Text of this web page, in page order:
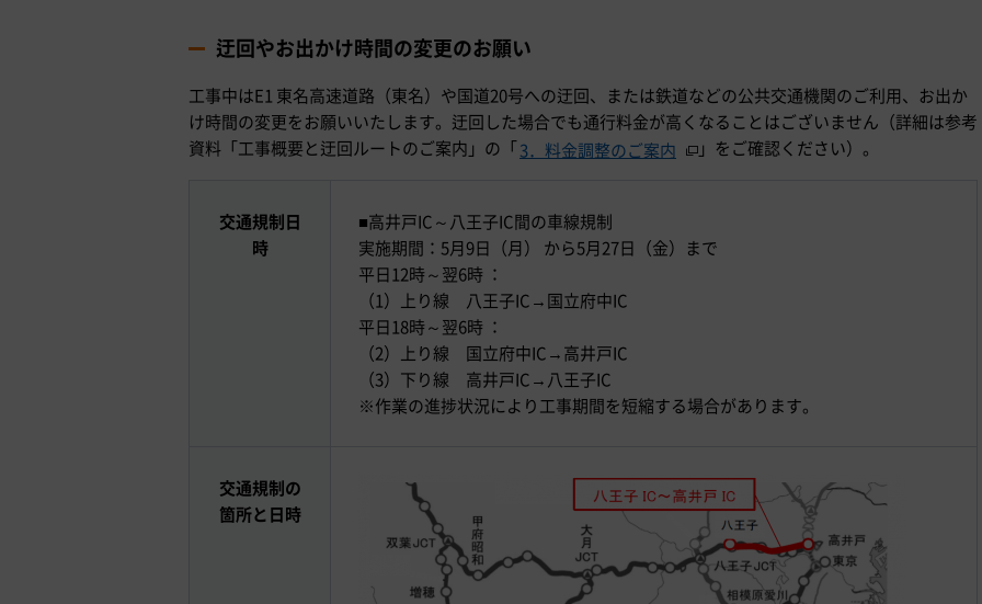
迂回やお出かけ時間の変更のお願い
工事中はE1 東名高速道路（東名）や国道20号への迂回、または鉄道などの公共交通機関のご利用、お出か
け時間の変更をお願いいたします。迂回した場合でも通行料金が高くなることはございません（詳細は参考
資料「工事概要と迂回ルートのご案内」の「3．料金調整のご案内 」をご確認ください）。
交通規制日
時
■高井戸IC～八王子IC間の車線規制
実施期間：5月9日（月） から5月27日（金）まで
平日12時～翌6時 ：
（1）上り線 八王子IC→国立府中IC
平日18時～翌6時 ：
（2）上り線 国立府中IC→高井戸IC
（3）下り線 高井戸IC→八王子IC
※作業の進捗状況により工事期間を短縮する場合があります。
交通規制の
箇所と日時